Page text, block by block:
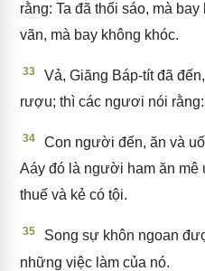
rằng: Ta đã thổi sáo, mà
vãn, mà bay không khóc.
33
Vả, Giăng Báp-tít đã
rượu; thì các ngươi nói
34
Con người đến, ăn và
Aáy đó là người ham ăn
thuế và kẻ có tội.
35
Song sự khôn ngoan
những việc làm của nó.